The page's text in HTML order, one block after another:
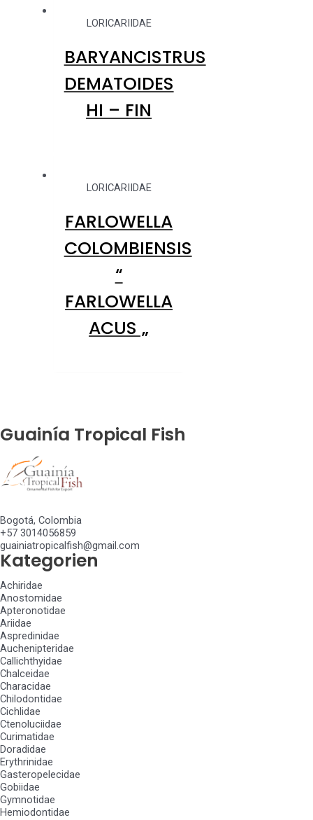
LORICARIIDAE
BARYANCISTRUS
DEMATOIDES
HI – FIN
LORICARIIDAE
FARLOWELLA
COLOMBIENSIS
“
FARLOWELLA
ACUS „
Guainía Tropical Fish
Bogotá, Colombia
+57 3014056859
guainiatropicalfish@gmail.com
Kategorien
Achiridae
Anostomidae
Apteronotidae
Ariidae
Aspredinidae
Auchenipteridae
Callichthyidae
Chalceidae
Characidae
Chilodontidae
Cichlidae
Ctenoluciidae
Curimatidae
Doradidae
Erythrinidae
Gasteropelecidae
Gobiidae
Gymnotidae
Hemiodontidae